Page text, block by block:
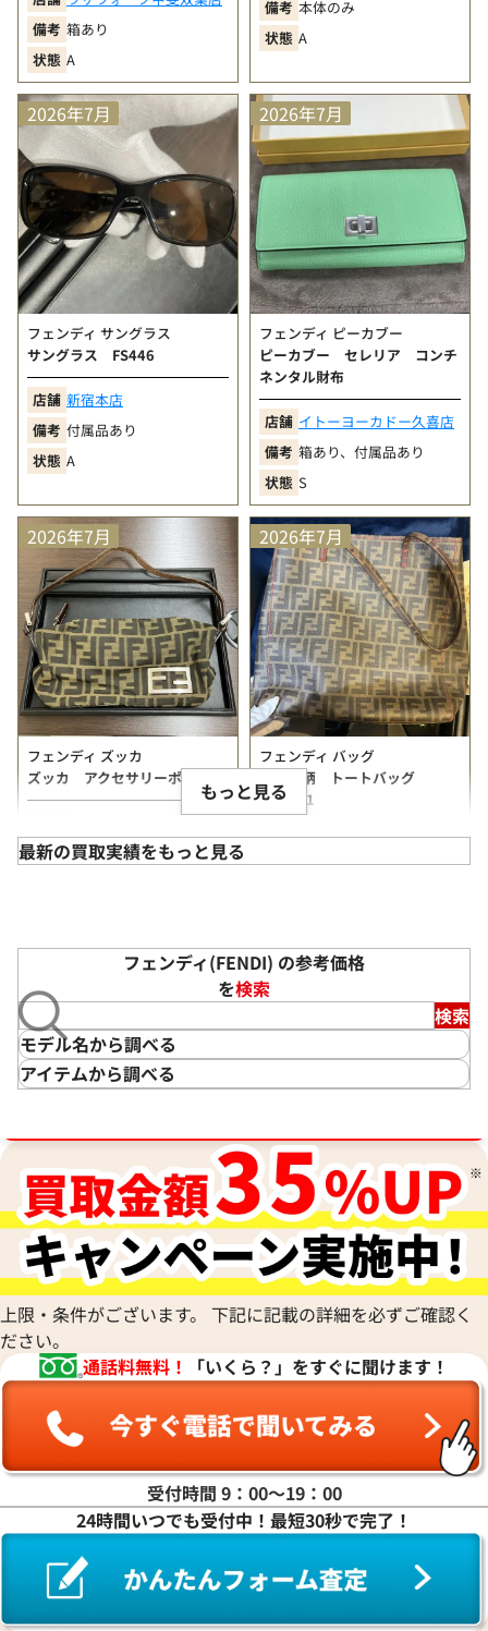
目立ちにくい擦れや小傷などは見られるが、比較的良
好な状態の商品
B （使用感あり）
角擦れ、汚れ、小傷、型崩れなど使用感が見られる商
品
備考 箱あり
状態 A
備考 本体のみ
状態 A
2026年7月
フェンディ サングラス
サングラス FS446
店舗 新宿本店
備考 付属品あり
状態 A
2026年7月
フェンディ ピーカブー
ピーカブー セレリア コンチ
ネンタル財布
店舗 イトーヨーカドー久喜店
備考 箱あり、付属品あり
状態 S
2026年7月
フェンディ ズッカ
ズッカ アクセサリーポーチ
備考 本体のみ
2026年7月
フェンディ バッグ
ズッカ柄 トートバッグ
8BH211
店舗 なんば本店(難波本店)
フェンディ マンマバケット
ズッカ マンマバケット ショ
ルダーバッグ
店舗
池袋サンシャイン通り本
備考 本体のみ
状態
2026年7月
フェンディ バッグ バグズ
バッグ バグズ 二つ折り財布
店舗
イトーヨーカドー<br>幕
張店
備考 本体のみ
状態 B
もっと見る
最新の買取実績をもっと見る
フェンディ(FENDI) の参考価格
を検索
検索
モデル名から調べる
アイテムから調べる
上限・条件がございます。 下記に記載の詳細を必ずご確認く
ださい。
通話料無料！
「いくら？」をすぐに聞けます！
受付時間 9：00〜19：00
24時間いつでも受付中！最短30秒で完了！